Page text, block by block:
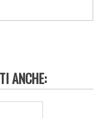
ANCHE: